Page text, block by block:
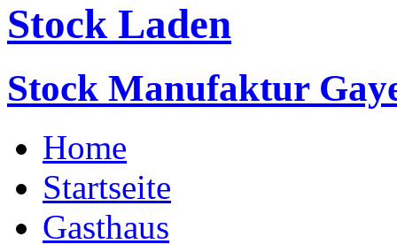
Stock Laden
Stock Manufaktur
Home
Startseite
Gasthaus